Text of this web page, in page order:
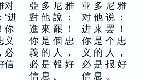
对
“进
你
义
必
信
亞 多 尼 雅
對 他 說 ：
進 來 罷 ！
你 是 個 忠
義 的 人 ，
必 是 報 好
信 息 。
亚 多 尼 雅
对 他 说 ：
进 来 罢 ！
你 是 个 忠
义 的 人 ，
必 是 报 好
信 息 。